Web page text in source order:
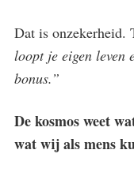
Dat is onzekerheid.
loopt je eigen leven
bonus.”
De kosmos weet
wat wij als mens